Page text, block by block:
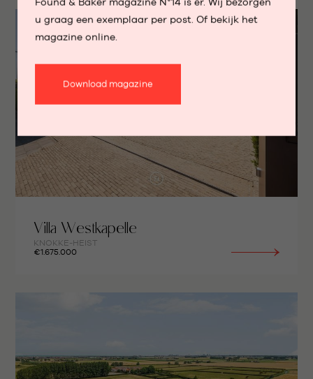
Villa Westkapelle
KNOKKE-HEIST
€1.675.000
Found & Baker magazine N°14 is er. Wij bezorgen
u graag een exemplaar per post. Of bekijk het
magazine online.
Download magazine